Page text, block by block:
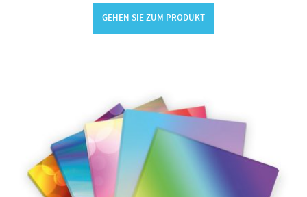
GEHEN SIE ZUM PRODUKT